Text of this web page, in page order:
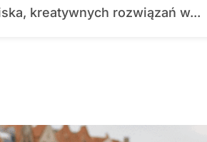
kreatywnych rozwiązań w...